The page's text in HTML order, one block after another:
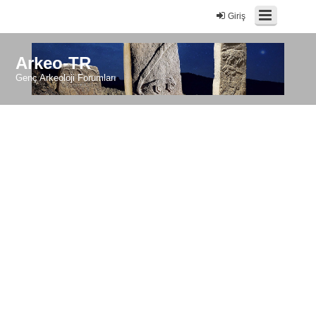
Giriş
Arkeo-TR
Genç Arkeoloji Forumları